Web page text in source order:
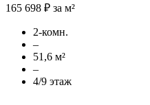
165 698 ₽ за м²
2-комн.
–
51,6 м²
–
4/9 этаж